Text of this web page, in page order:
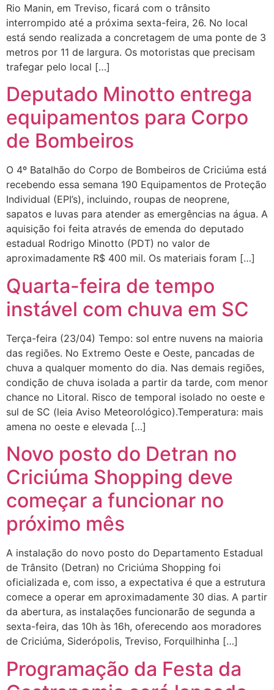
Rio Manin, em Treviso, ficará com o trânsito
interrompido até a próxima sexta-feira, 26. No local
está sendo realizada a concretagem de uma ponte de 3
metros por 11 de largura. Os motoristas que precisam
trafegar pelo local […]
Deputado Minotto entrega
equipamentos para Corpo
de Bombeiros
O 4º Batalhão do Corpo de Bombeiros de Criciúma está
recebendo essa semana 190 Equipamentos de Proteção
Individual (EPI’s), incluindo, roupas de neoprene,
sapatos e luvas para atender as emergências na água. A
aquisição foi feita através de emenda do deputado
estadual Rodrigo Minotto (PDT) no valor de
aproximadamente R$ 400 mil. Os materiais foram […]
Quarta-feira de tempo
instável com chuva em SC
Terça-feira (23/04) Tempo: sol entre nuvens na maioria
das regiões. No Extremo Oeste e Oeste, pancadas de
chuva a qualquer momento do dia. Nas demais regiões,
condição de chuva isolada a partir da tarde, com menor
chance no Litoral. Risco de temporal isolado no oeste e
sul de SC (leia Aviso Meteorológico).Temperatura: mais
amena no oeste e elevada […]
Novo posto do Detran no
Criciúma Shopping deve
começar a funcionar no
próximo mês
A instalação do novo posto do Departamento Estadual
de Trânsito (Detran) no Criciúma Shopping foi
oficializada e, com isso, a expectativa é que a estrutura
comece a operar em aproximadamente 30 dias. A partir
da abertura, as instalações funcionarão de segunda a
sexta-feira, das 10h às 16h, oferecendo aos moradores
de Criciúma, Siderópolis, Treviso, Forquilhinha […]
Programação da Festa da